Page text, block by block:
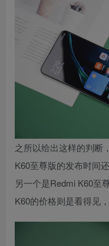
之所以给出这样的判断
K60至尊版的发布时间
另一个是Redmi K60至
K60的价格则是看得见